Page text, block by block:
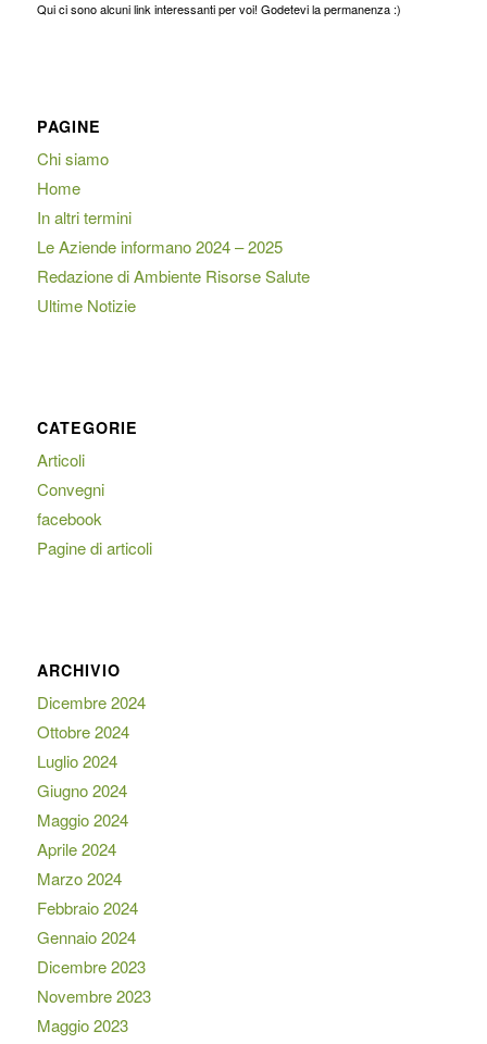
Qui ci sono alcuni link interessanti per voi! Godetevi la permanenza :)
PAGINE
Chi siamo
Home
In altri termini
Le Aziende informano 2024 – 2025
Redazione di Ambiente Risorse Salute
Ultime Notizie
CATEGORIE
Articoli
Convegni
facebook
Pagine di articoli
ARCHIVIO
Dicembre 2024
Ottobre 2024
Luglio 2024
Giugno 2024
Maggio 2024
Aprile 2024
Marzo 2024
Febbraio 2024
Gennaio 2024
Dicembre 2023
Novembre 2023
Maggio 2023